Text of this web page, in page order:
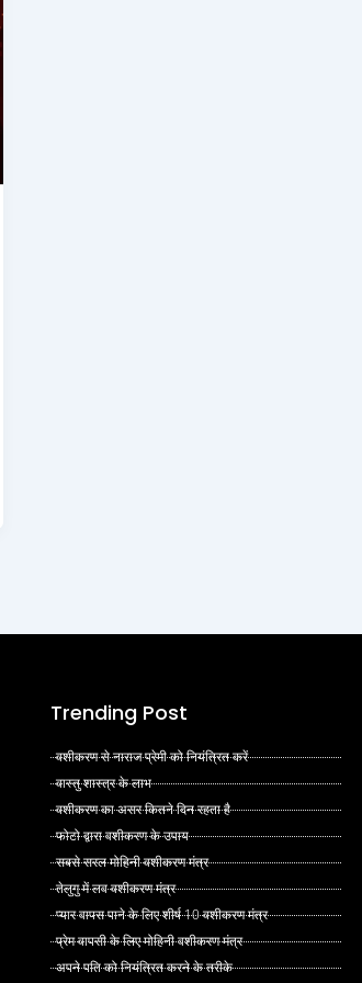
Trending Post
वशीकरण से नाराज प्रेमी को नियंत्रित करें
वास्तु शास्त्र के लाभ
वशीकरण का असर कितने दिन रहता है
फोटो द्वारा वशीकरण के उपाय
सबसे सरल मोहिनी वशीकरण मंत्र
तेलुगु में लव वशीकरण मंत्र
प्यार वापस पाने के लिए शीर्ष 10 वशीकरण मंत्र
प्रेम वापसी के लिए मोहिनी वशीकरण मंत्र
अपने पति को नियंत्रित करने के तरीके